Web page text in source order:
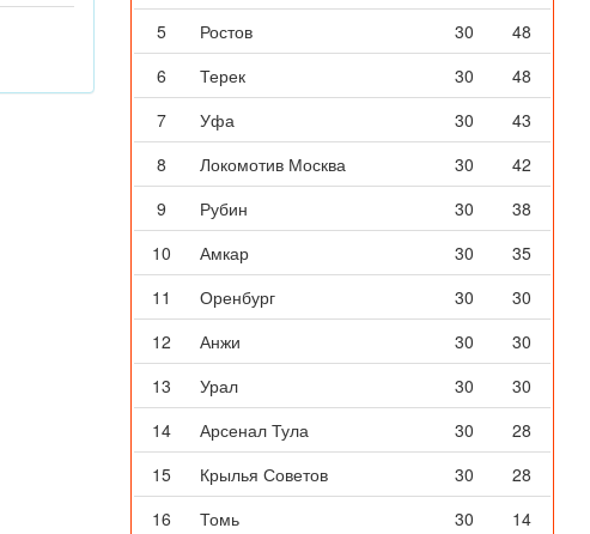
5
Ростов 30
48
6
Терек 30
48
7
Уфа 30
43
8
Локомотив Москва 30
42
9
Рубин 30
38
10
Амкар 30
35
11
Оренбург 30
30
12
Анжи 30
30
13
Урал 30
30
14
Арсенал Тула 30
28
15
Крылья Советов 30
28
16
Томь 30 14